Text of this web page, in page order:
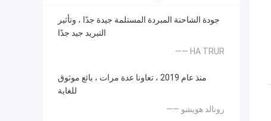
جودة الشاحنة المبردة المستلمة جيدة جدًا ، وتأثير
التبريد جيد جدًا
—— HA TRUR
منذ عام 2019 ، تعاونا عدة مرات ، بائع موثوق
للغاية
—— رونالد هويشو